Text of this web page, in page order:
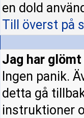
en dold
Till överst på
Jag har
Ingen panik.
detta gå
instruktioner